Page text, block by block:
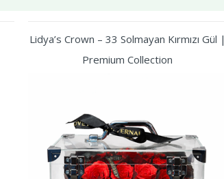
Lidya’s Crown – 33 Solmayan Kırmızı Gül |
Premium Collection